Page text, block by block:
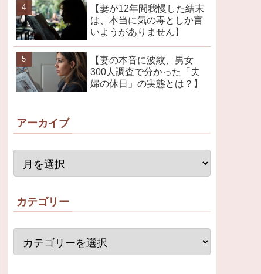
【妻が12年間我慢した結末
は、本当に気の毒としか言
いようがありません】
【妻の本音に波紋、男女
300人調査で分かった「夫
婦の休日」の実態とは？】
アーカイブ
カテゴリー